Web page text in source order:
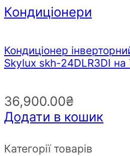
Кондиціонери
Кондиціонер
Skylux skh-24DLR3DI на
36,900.00₴
Додати в кошик
Категорії товарів